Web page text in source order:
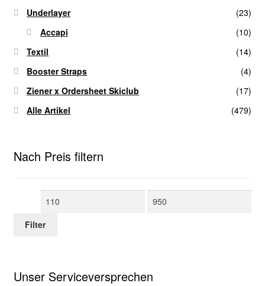
Underlayer
(23)
Accapi
(10)
Textil
(14)
Booster Straps
(4)
Ziener x Ordersheet Skiclub
(17)
Alle Artikel
(479)
Nach Preis filtern
Min.
Max.
Filter
Unser Serviceversprechen